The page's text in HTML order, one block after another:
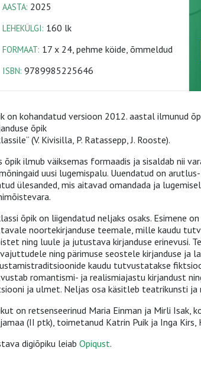
AASTA: 2025
LEHEKÜLGI: 160 lk
FORMAAT: 17 x 24, pehme köide, õmmeldud
ISBN: 9789985225646
on kohandatud versioon 2012. aastal ilmunud
õpik
(V. Kivisilla, P. Ratassepp, J. Rooste).
õpik ilmub väiksemas formaadis ja sisaldab nii
uusi lugemispalu. Uuendatud on
ülesanded, mis aitavad omandada ja
õpik on liigendatud neljaks osaks. Esimene
noortekirjanduse teemale, mille kaudu
ning luule ja jutustava kirjanduse erinevusi.
ning pärimuse seostele kirjanduse ja
kaudu tutvustatakse
romantismi- ja realismiajastu kirjandust
ja ulmet. Neljas osa käsitleb teatrikunsti ja
on retsenseerinud Maria Einman ja Mirli Isak,
(II ptk), toimetanud Katrin Puik ja Inga Kirs,
digiõpiku leiab Opiqust.